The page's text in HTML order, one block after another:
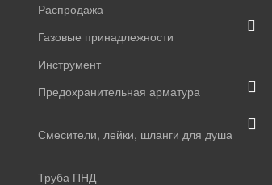
Распродажа
Газовые принадлежности
Инструмент
Предохранительная арматура
Смесители, лейки, шланги для душа
Труба ПНД